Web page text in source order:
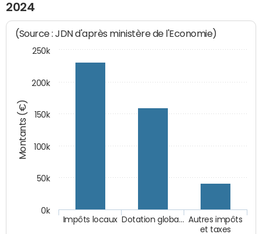
2024
Montants (€)
(Source : JDN d'après ministère de l'Economie)
Autres impôts
et taxes
Dotation globa…
Impôts locaux
0k
50k
100k
150k
200k
250k